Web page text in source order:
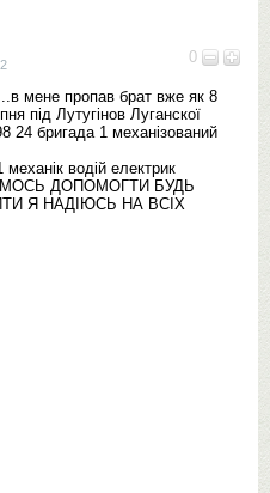
0
мене пропав брат вже як 8
під Лутугінов Луганскої
24 бригада 1 механізований
водій електрик
ДОПОМОГТИ БУДЬ
Я НАДІЮСЬ НА ВСІХ